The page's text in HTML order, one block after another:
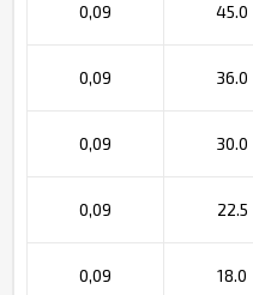
0,09 45.0
0,09 36.0
0,09 30.0
0,09 22.5
0,09 18.0